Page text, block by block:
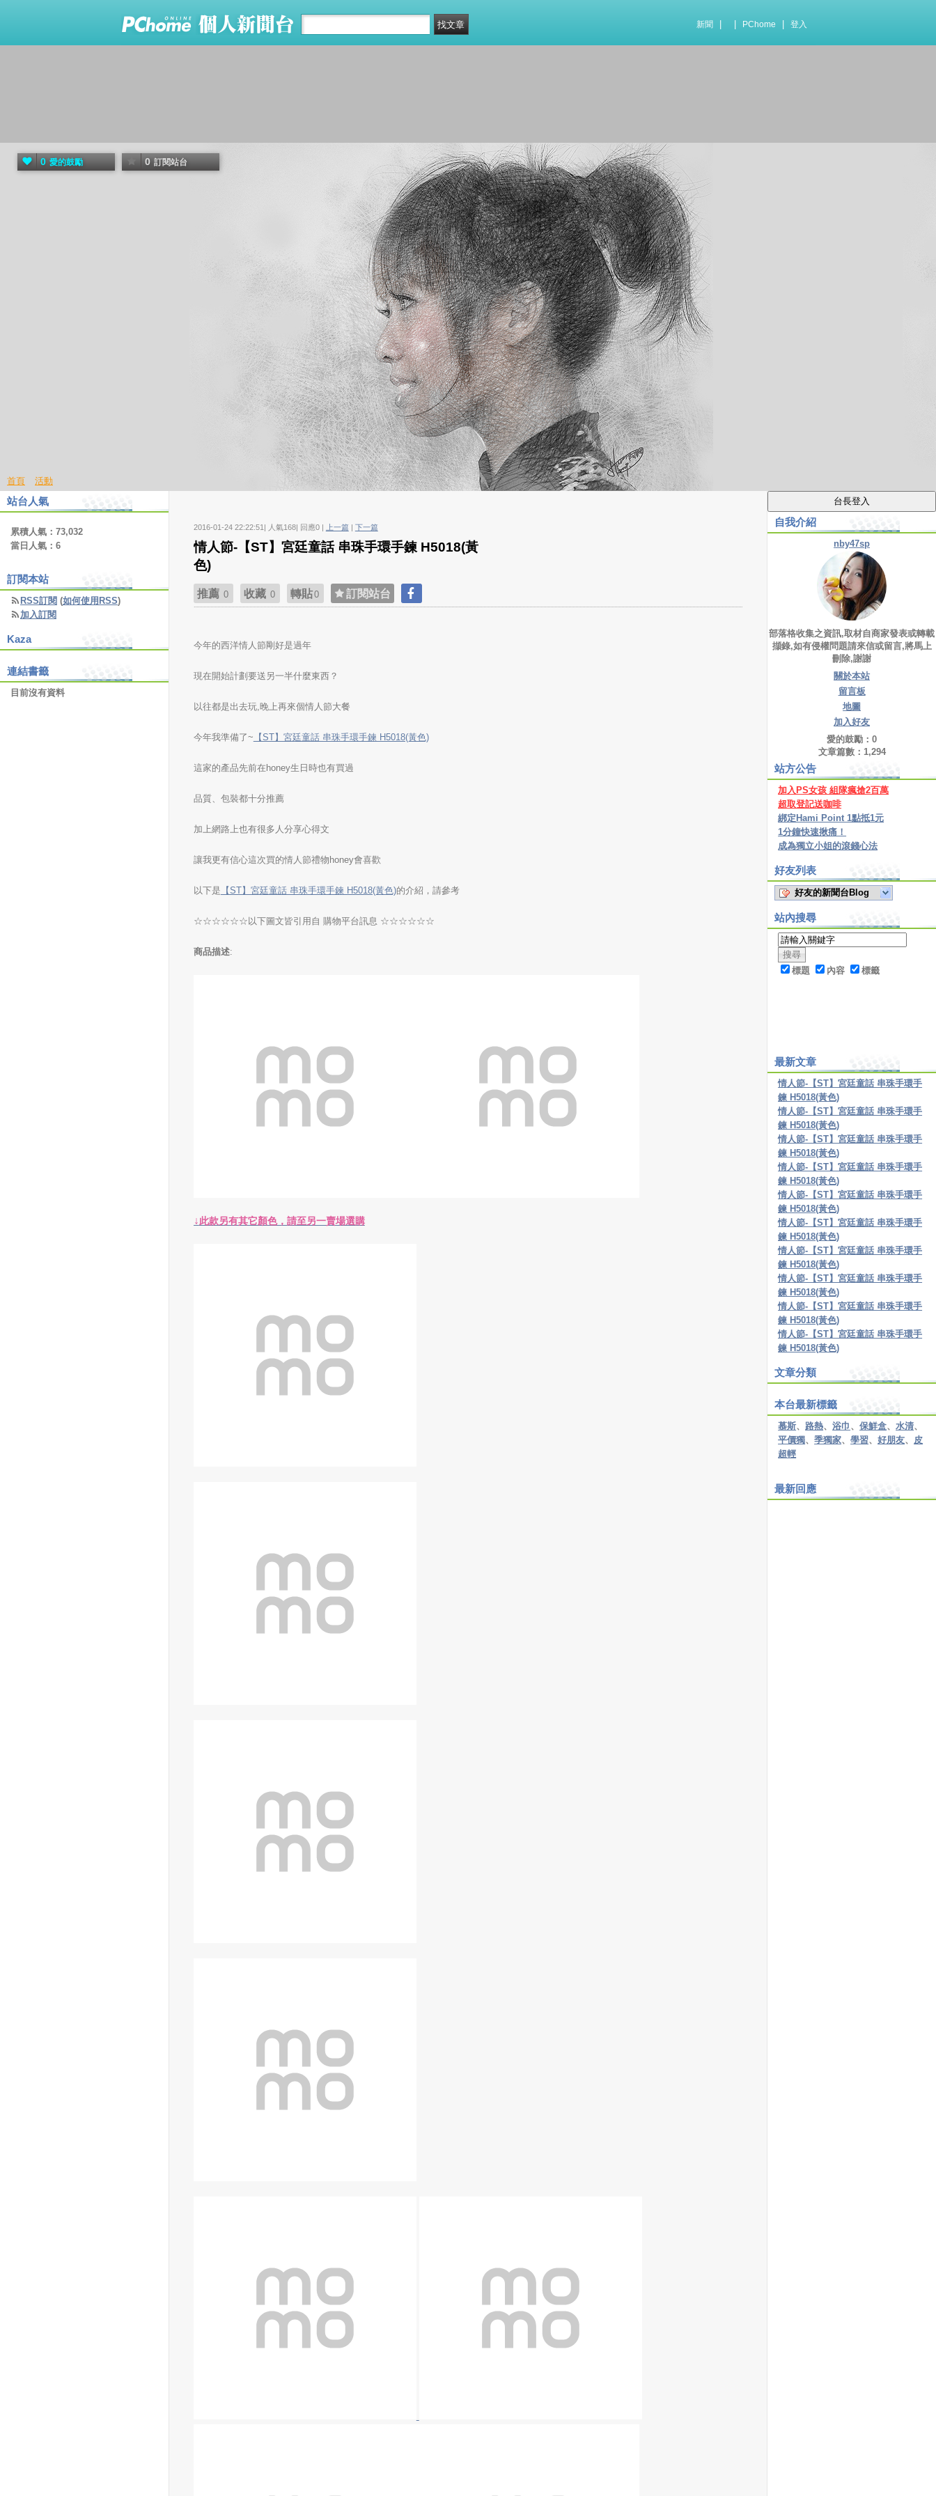
新聞 PChome 登入
0 愛的鼓勵 0 訂閱站台
首頁 活動
2016-01-24 22:22:51| 人氣168| 回應0 | 上一篇| 下一篇
情人節-【ST】宮廷童話 串珠手環手鍊 H5018(黃
色)
推薦 0 收藏 0 轉貼0 訂閱站台
今年的西洋情人節剛好是過年
現在開始計劃要送另一半什麼東西？
以往都是出去玩,晚上再來個情人節大餐
今年我準備了~ 【ST】宮廷童話 串珠手環手鍊 H5018(黃色)
這家的產品先前在honey生日時也有買過
品質、包裝都十分推薦
加上網路上也有很多人分享心得文
讓我更有信心這次買的情人節禮物honey會喜歡
以下是 【ST】宮廷童話 串珠手環手鍊 H5018(黃色)的介紹，請參考
☆☆☆☆☆☆以下圖文皆引用自 購物平台訊息 ☆☆☆☆☆☆
商品描述:
↓此款另有其它顏色，請至另一賣場選購
自我介紹
nby47sp
部落格收集之資訊,取材自商家發表或轉載
擷錄,如有侵權問題請來信或留言,將馬上
刪除,謝謝
關於本站
留言板
地圖
加入好友
愛的鼓勵：0
文章篇數： 1,294
站方公告
加入PS女孩 組隊瘋搶2百萬
超取登記送咖啡
綁定Hami Point 1點抵1元
1分鐘快速揪痛！
成為獨立小姐的滾錢心法
好友列表
好友的新聞台Blog
站內搜尋
標題 內容 標籤
最新文章
情人節-【ST】宮廷童話 串珠手環手
鍊 H5018(黃色)
情人節-【ST】宮廷童話 串珠手環手
鍊 H5018(黃色)
情人節-【ST】宮廷童話 串珠手環手
鍊 H5018(黃色)
情人節-【ST】宮廷童話 串珠手環手
鍊 H5018(黃色)
情人節-【ST】宮廷童話 串珠手環手
鍊 H5018(黃色)
情人節-【ST】宮廷童話 串珠手環手
鍊 H5018(黃色)
情人節-【ST】宮廷童話 串珠手環手
鍊 H5018(黃色)
情人節-【ST】宮廷童話 串珠手環手
鍊 H5018(黃色)
情人節-【ST】宮廷童話 串珠手環手
鍊 H5018(黃色)
情人節-【ST】宮廷童話 串珠手環手
鍊 H5018(黃色)
文章分類
本台最新標籤
慕斯、 路熱、浴巾 、保鮮盒、水清、
平價獨、季獨家、學習、好朋友、 皮
超輕
最新回應
站台人氣
累積人氣： 73,032
當日人氣： 6
訂閱本站
RSS訂閱 (如何使用RSS)
加入訂閱
Kaza
連結書籤
目前沒有資料